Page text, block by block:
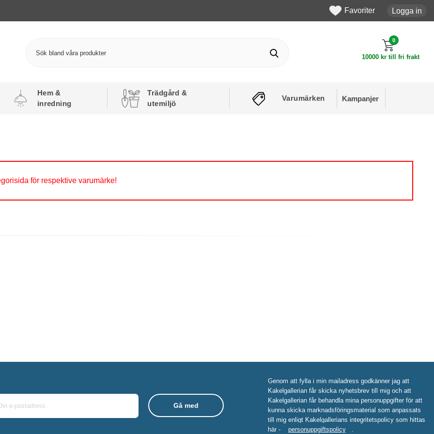
Favoriter Logga in
0
10000 kr till fri frakt
Hem &
inredning
Trädgård &
utemiljö
Varumärken Kampanjer
för respektive varumärke!
Genom att fylla i min mailadress godkänner jag att
Kakelgallerian får skicka nyhetsbrev till mig och att
Kakelgallerian får behandla mina personuppgifter för att
kunna skicka marknadsföringsmaterial som anpassats
till mig enligt Kakelgallerians integritetspolicy som hittas
här -
personuppgiftspolicy